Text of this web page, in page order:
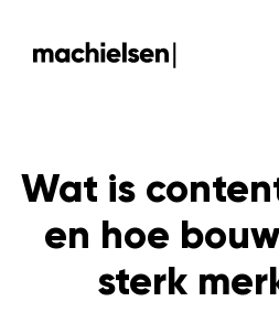
Wat is
en hoe
sterk